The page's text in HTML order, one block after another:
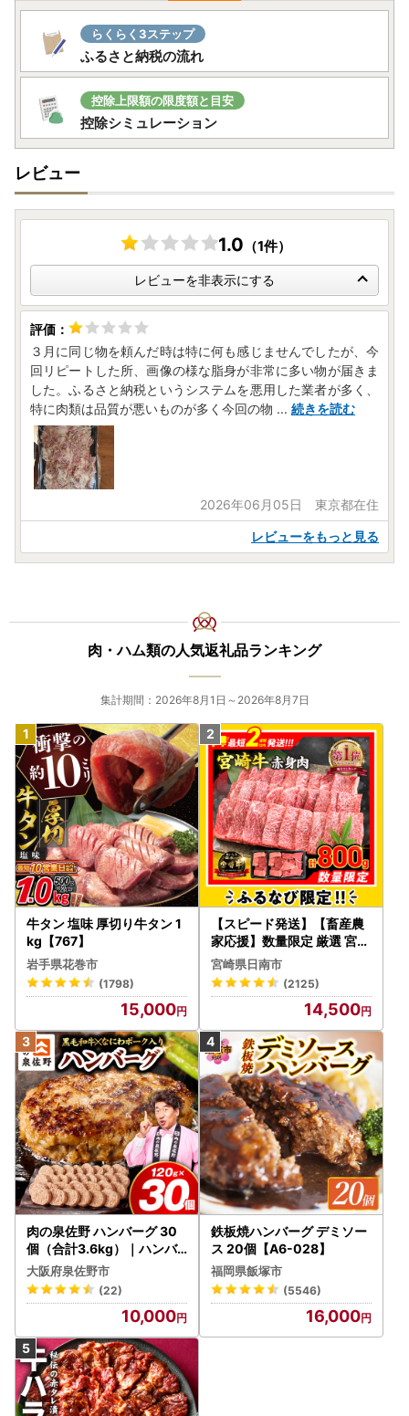
らくらく3ステップ
ふるさと納税の流れ
控除上限額の限度額と目安
控除シミュレーション
レビュー
1.0 （1件）
レビューを非表示にする
３月に同じ物を頼んだ時は特に何も感じませんでしたが、今
回リピートした所、画像の様な脂身が非常に多い物が届きま
した。ふるさと納税というシステムを悪用した業者が多く、
特に肉類は品質が悪いものが多く今回の物 ... 続きを読む
2026年06月05日 東京都在住
レビューをもっと見る
肉・ハム類の人気返礼品ランキング
集計期間：2026年8月1日～2026年8月7日
牛タン 塩味 厚切り牛タン 1
kg【767】
岩手県花巻市
(1798)
15,000
【スピード発送】【畜産農
家応援】数量限定 厳選 宮崎
牛 赤身 焼肉 計800g FN-Li
mited-PR_BDV5-26-2W
宮崎県日南市
(2125)
14,500
肉の泉佐野 ハンバーグ 30
個（合計3.6kg）｜ハンバ
ーグ 訳あり 黒毛和牛×なに
わポーク
大阪府泉佐野市
(22)
10,000
鉄板焼ハンバーグ デミソー
ス 20個【A6-028】
福岡県飯塚市
(5546)
16,000